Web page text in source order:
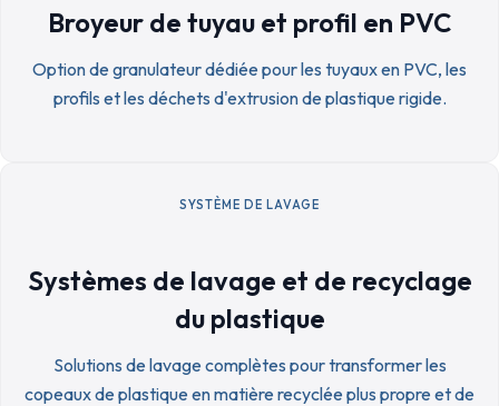
Broyeur de tuyau et profil en PVC
Option de granulateur dédiée pour les tuyaux en PVC, les
profils et les déchets d'extrusion de plastique rigide.
SYSTÈME DE LAVAGE
Systèmes de lavage et de recyclage
du plastique
Solutions de lavage complètes pour transformer les
copeaux de plastique en matière recyclée plus propre et de